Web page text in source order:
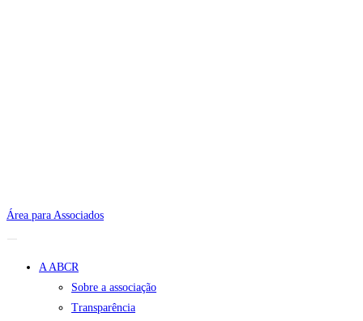
Área para Associados
A ABCR
Sobre a associação
Transparência